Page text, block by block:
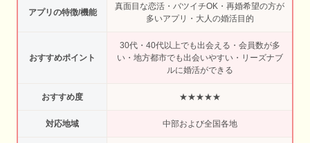
アプリの特徴/機能
真面目な恋活・バツイチOK・再婚希望の方が
多いアプリ・大人の婚活目的
おすすめポイント
30代・40代以上でも出会える・会員数が多
い・地方都市でも出会いやすい・リーズナブ
ルに婚活ができる
おすすめ度 ★★★★★
対応地域 中部および全国各地